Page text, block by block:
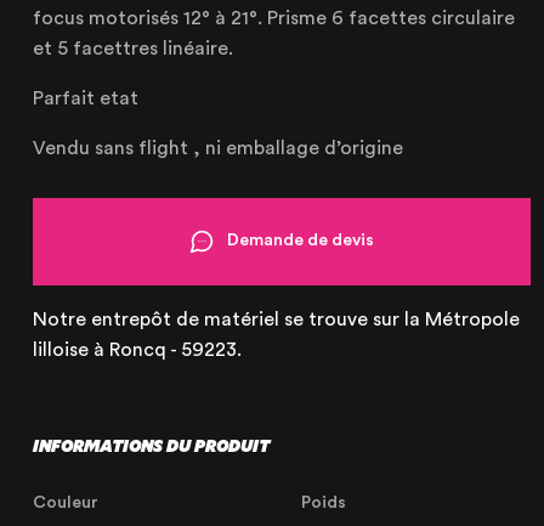
focus motorisés 12° à 21°. Prisme 6 facettes circulaire
et 5 facettres linéaire.
Parfait etat
Vendu sans flight , ni emballage d’origine
Demande de devis
Notre entrepôt de matériel se trouve sur la Métropole
lilloise à Roncq - 59223.
INFORMATIONS DU PRODUIT
Couleur Poids